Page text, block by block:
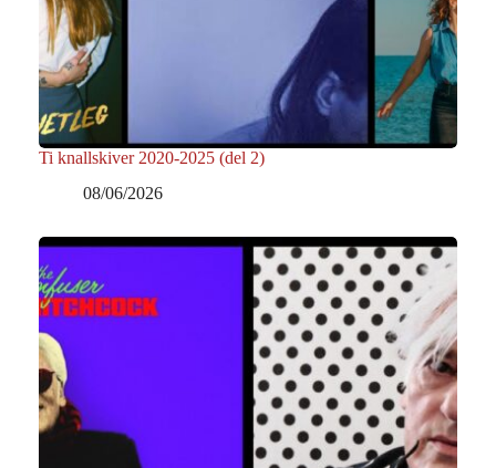
Ti knallskiver 2020-2025 (del 2)
08/06/2026